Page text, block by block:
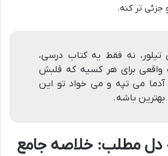
تر کنه.
تیلور، نه فقط یه کتاب درسی،
واقعی برای هر کسیه که قلبش
آدما می تپه و می خواد تو این
بهترین باشه.
دل مطلب: خلاصه جامع